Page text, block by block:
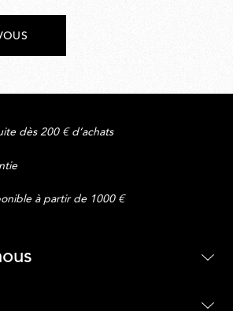
dès 200 € d’achats
à partir de 1000 €